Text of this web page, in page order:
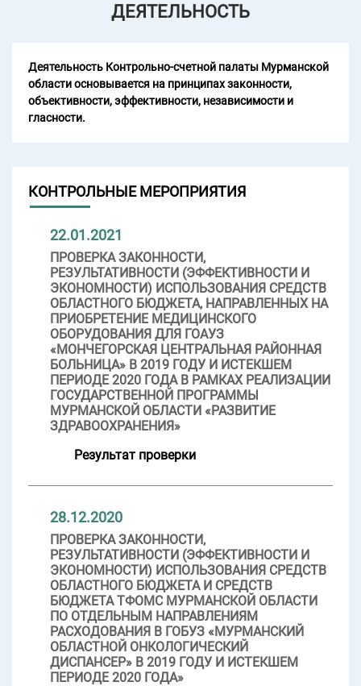
ДЕЯТЕЛЬНОСТЬ
Деятельность Контрольно-счетной палаты Мурманской
области основывается на принципах законности,
объективности, эффективности, независимости и
гласности.
КОНТРОЛЬНЫЕ МЕРОПРИЯТИЯ
22.01.2021
ПРОВЕРКА ЗАКОННОСТИ,
РЕЗУЛЬТАТИВНОСТИ (ЭФФЕКТИВНОСТИ И
ЭКОНОМНОСТИ) ИСПОЛЬЗОВАНИЯ СРЕДСТВ
ОБЛАСТНОГО БЮДЖЕТА, НАПРАВЛЕННЫХ НА
ПРИОБРЕТЕНИЕ МЕДИЦИНСКОГО
ОБОРУДОВАНИЯ ДЛЯ ГОАУЗ
«МОНЧЕГОРСКАЯ ЦЕНТРАЛЬНАЯ РАЙОННАЯ
БОЛЬНИЦА» В 2019 ГОДУ И ИСТЕКШЕМ
ПЕРИОДЕ 2020 ГОДА В РАМКАХ РЕАЛИЗАЦИИ
ГОСУДАРСТВЕННОЙ ПРОГРАММЫ
МУРМАНСКОЙ ОБЛАСТИ «РАЗВИТИЕ
ЗДРАВООХРАНЕНИЯ»
Результат проверки
28.12.2020
ПРОВЕРКА ЗАКОННОСТИ,
РЕЗУЛЬТАТИВНОСТИ (ЭФФЕКТИВНОСТИ И
ЭКОНОМНОСТИ) ИСПОЛЬЗОВАНИЯ СРЕДСТВ
ОБЛАСТНОГО БЮДЖЕТА И СРЕДСТВ
БЮДЖЕТА ТФОМС МУРМАНСКОЙ ОБЛАСТИ
ПО ОТДЕЛЬНЫМ НАПРАВЛЕНИЯМ
РАСХОДОВАНИЯ В ГОБУЗ «МУРМАНСКИЙ
ОБЛАСТНОЙ ОНКОЛОГИЧЕСКИЙ
ДИСПАНСЕР» В 2019 ГОДУ И ИСТЕКШЕМ
ПЕРИОДЕ 2020 ГОДА»